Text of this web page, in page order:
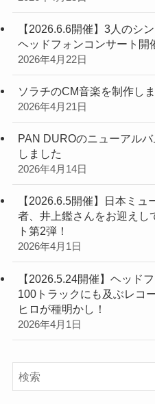
【2026.6.6開催】3人のシ
ヘッドフォンコンサート開
2026年4月22日
ソラチのCM音楽を制作し
2026年4月21日
PAN DUROのニューアル
しました
2026年4月14日
【2026.6.5開催】日本ミュ
者、井上鑑さんをお迎えし
ト第2弾！
2026年4月1日
【2026.5.24開催】ヘッド
100トラックにも及ぶレコ
ヒロが種明かし！
2026年4月1日